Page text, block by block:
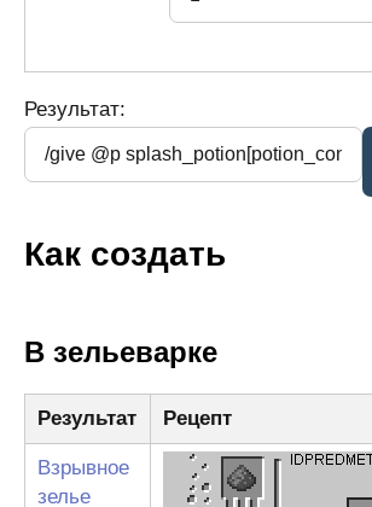
Результат:
Как создать
В зельеварке
Результат Рецепт
Взрывное
зелье